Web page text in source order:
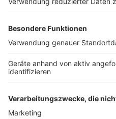
Werben
Archiv
ANTENNE BAYERN GROUP
Stiftung ANTENNE BAYERN
hilft
Teilnahmebedingungen